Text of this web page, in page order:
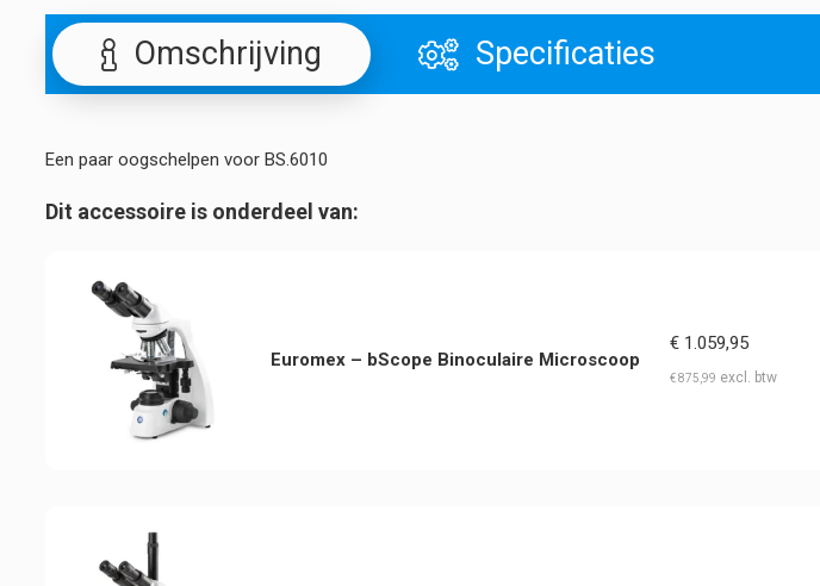
Omschrijving Specificaties
Een paar oogschelpen voor BS.6010
Dit accessoire is onderdeel van:
Euromex – bScope Binoculaire Microscoop
€ 1.059,95
€875,99